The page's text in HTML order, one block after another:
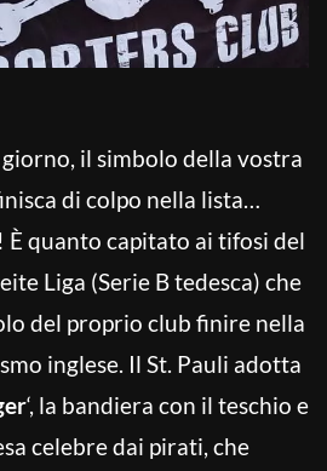
il simbolo della vostra
di colpo nella lista…
! È quanto capitato ai tifosi del
Liga (Serie B tedesca) che
del proprio club finire nella
inglese. Il St. Pauli adotta
‘, la bandiera con il teschio e
celebre dai pirati, che